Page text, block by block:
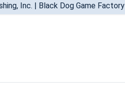
Inc. | Black Dog Game Factory